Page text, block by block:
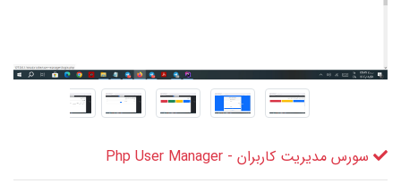
سورس مدیریت کاربران - Php User Manager